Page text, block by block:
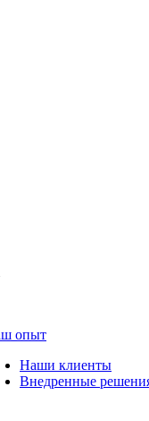
опыт
Наши клиенты
Внедренные